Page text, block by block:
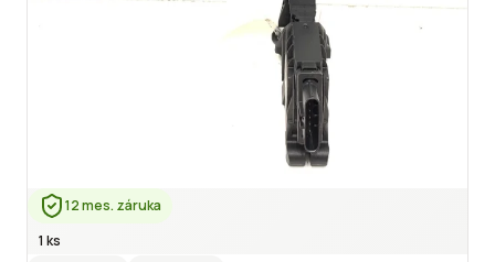
12 mes. záruka
1 ks